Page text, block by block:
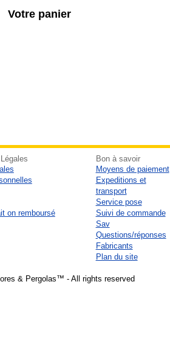
Votre panier
on remboursé
Bon à savoir
Moyens de paiement
Expeditions et
transport
Service pose
Suivi de commande
Sav
Questions/réponses
Fabricants
Plan du site
& Pergolas™ - All rights reserved